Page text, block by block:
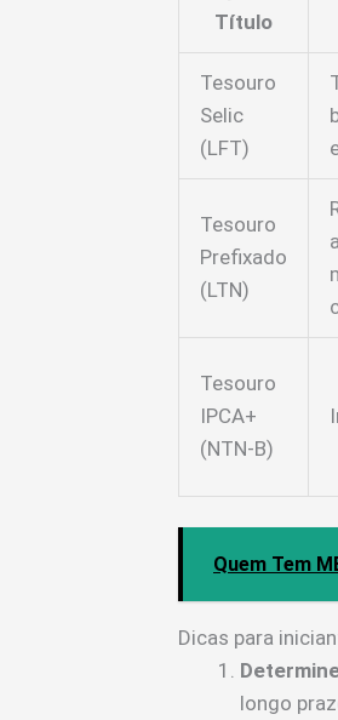
Título
Tesouro
Selic
(LFT)
Tesouro
Prefixado
(LTN)
Tesouro
IPCA+
(NTN-B)
Quem Tem
Dicas para
longo